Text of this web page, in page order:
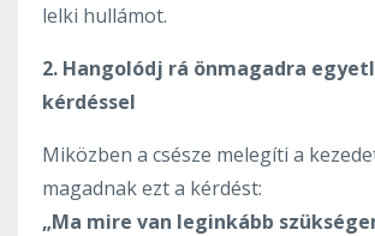
lelki hullámot.
2. Hangolódj rá önmagadra
kérdéssel
Miközben a csésze melegíti a
magadnak ezt a kérdést:
„Ma mire van leginkább